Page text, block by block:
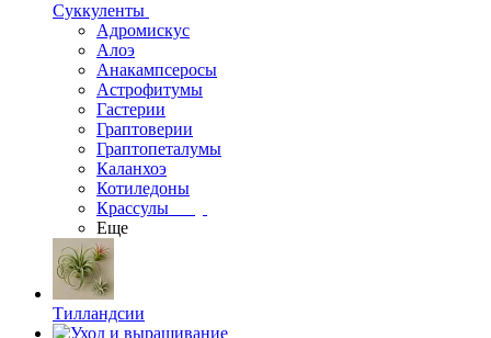
Суккуленты
Адромискус
Алоэ
Анакампсеросы
Астрофитумы
Гастерии
Граптоверии
Граптопеталумы
Каланхоэ
Котиледоны
Крассулы
Еще
Тилландсии